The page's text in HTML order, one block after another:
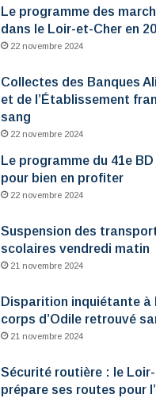
Le programme des
dans le Loir-et-Cher en
22 novembre 2024
Collectes des Banques
et de l’Établissement
sang
22 novembre 2024
Le programme du 41e BD
pour bien en profiter
22 novembre 2024
Suspension des
scolaires vendredi matin
21 novembre 2024
Disparition inquiétante à
corps d’Odile retrouvé
21 novembre 2024
Sécurité routière : le
prépare ses routes pour